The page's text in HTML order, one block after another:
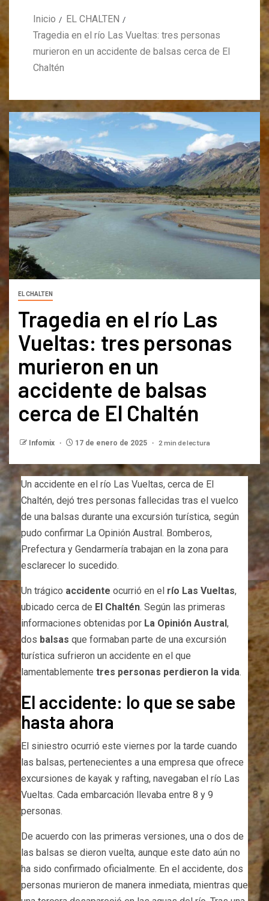
Inicio
EL CHALTEN
Tragedia en el río Las Vueltas: tres personas
murieron en un accidente de balsas cerca de El
Chaltén
EL CHALTEN
Tragedia en el río Las
Vueltas: tres personas
murieron en un
accidente de balsas
cerca de El Chaltén
Infomix 17 de enero de 2025 2 min de lectura
Un accidente en el río Las Vueltas, cerca de El
Chaltén, dejó tres personas fallecidas tras el vuelco
de una balsas durante una excursión turística, según
pudo confirmar La Opinión Austral. Bomberos,
Prefectura y Gendarmería trabajan en la zona para
esclarecer lo sucedido.
Un trágico accidente ocurrió en el río Las Vueltas,
ubicado cerca de El Chaltén. Según las primeras
informaciones obtenidas por La Opinión Austral ,
dos balsas que formaban parte de una excursión
turística sufrieron un accidente en el que
lamentablemente tres personas perdieron la vida.
El accidente: lo que se sabe
hasta ahora
El siniestro ocurrió este viernes por la tarde cuando
las balsas, pertenecientes a una empresa que ofrece
excursiones de kayak y rafting, navegaban el río Las
Vueltas. Cada embarcación llevaba entre 8 y 9
personas.
De acuerdo con las primeras versiones, una o dos de
las balsas se dieron vuelta, aunque este dato aún no
ha sido confirmado oficialmente. En el accidente, dos
personas murieron de manera inmediata, mientras que